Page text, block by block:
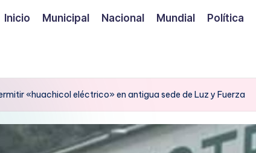
Inicio Municipal Nacional Mundial Política
«huachicol eléctrico» en antigua sede de Luz y Fuerza